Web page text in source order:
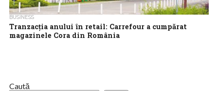
BUSINESS
Tranzacția anului în retail: Carrefour a cumpărat
magazinele Cora din România
Caută